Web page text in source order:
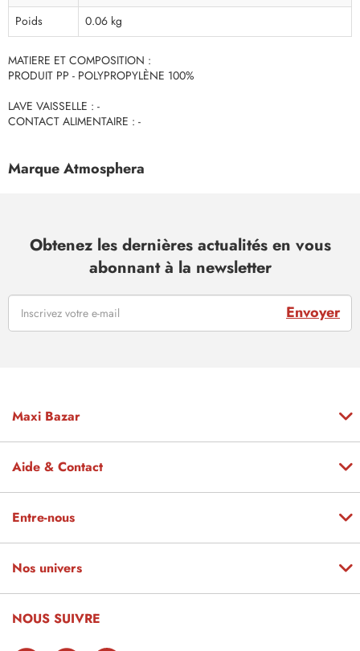
Poids
0.06 kg
MATIERE ET COMPOSITION :
PRODUIT PP - POLYPROPYLÈNE 100%
LAVE VAISSELLE : -
CONTACT ALIMENTAIRE : -
Marque Atmosphera
Obtenez les dernières actualités en vous
abonnant à la newsletter
Envoyer
Maxi Bazar
Aide & Contact
Entre-nous
Nos univers
NOUS SUIVRE